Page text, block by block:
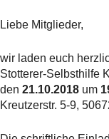
Liebe Mitglieder,
wir laden euch
Stotterer-Selbsthilfe
den 21.10.2018 um
Kreutzerstr. 5-9,